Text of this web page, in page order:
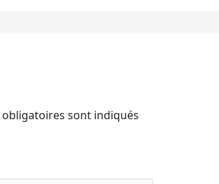
obligatoires sont indiqués